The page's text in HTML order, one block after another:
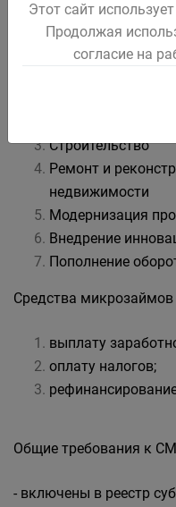
Цели предоставления
Приобретение
Строительство
Ремонт и
недвижимости
Модернизация
Внедрение
Пополнение
Средства микрозаймов
выплату
оплату налогов;
Общие требования к
- включены в реестр
Этот сайт
Продолжая
согласие на